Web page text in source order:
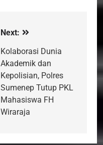
Next:
Kolaborasi Dunia
Akademik dan
Kepolisian, Polres
Sumenep Tutup PKL
Mahasiswa FH
Wiraraja